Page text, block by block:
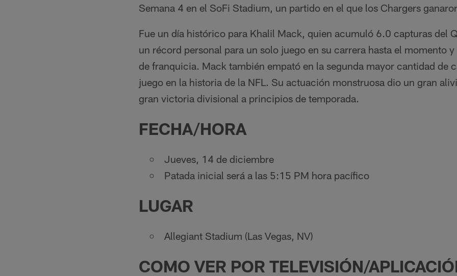
Semana 4 en el SoFi Stadium, un partido en el que los Chargers
Fue un día histórico para Khalil Mack, quien acumuló 6.0 capturas del
un récord personal para un solo juego en su carrera hasta el momento
de franquicia. Mack también empató en la segunda mayor cantidad de
juego en la historia de la NFL. Su actuación monstruosa dio un gran
gran victoria divisional a principios de temporada.
FECHA/HORA
Jueves, 14 de diciembre
Patada inicial será a las 5:15 PM hora pacífico
LUGAR
Allegiant Stadium (Las Vegas, NV)
COMO VER POR TELEVISIÓN/